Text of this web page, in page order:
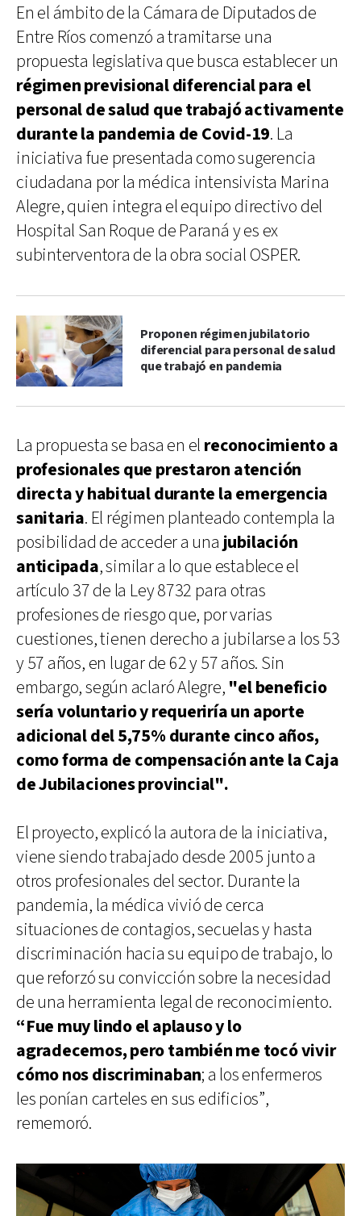
En el ámbito de la Cámara de Diputados de
Entre Ríos comenzó a tramitarse una
propuesta legislativa que busca establecer un
régimen previsional diferencial para el
personal de salud que trabajó activamente
durante la pandemia de Covid-19. La
iniciativa fue presentada como sugerencia
ciudadana por la médica intensivista Marina
Alegre, quien integra el equipo directivo del
Hospital San Roque de Paraná y es ex
subinterventora de la obra social OSPER.
Proponen régimen jubilatorio
diferencial para personal de salud
que trabajó en pandemia
La propuesta se basa en el reconocimiento a
profesionales que prestaron atención
directa y habitual durante la emergencia
sanitaria. El régimen planteado contempla la
posibilidad de acceder a una jubilación
anticipada, similar a lo que establece el
artículo 37 de la Ley 8732 para otras
profesiones de riesgo que, por varias
cuestiones, tienen derecho a jubilarse a los 53
y 57 años, en lugar de 62 y 57 años. Sin
embargo, según aclaró Alegre, "el beneficio
sería voluntario y requeriría un aporte
adicional del 5,75% durante cinco años,
como forma de compensación ante la Caja
de Jubilaciones provincial".
El proyecto, explicó la autora de la iniciativa,
viene siendo trabajado desde 2005 junto a
otros profesionales del sector. Durante la
pandemia, la médica vivió de cerca
situaciones de contagios, secuelas y hasta
discriminación hacia su equipo de trabajo, lo
que reforzó su convicción sobre la necesidad
de una herramienta legal de reconocimiento.
“Fue muy lindo el aplauso y lo
agradecemos, pero también me tocó vivir
cómo nos discriminaban; a los enfermeros
les ponían carteles en sus edificios”,
rememoró.